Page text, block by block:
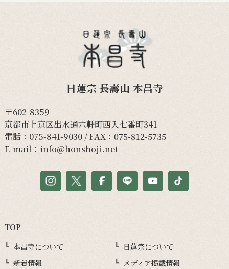
日蓮宗 長壽山 本昌寺
〒602-8359
京都市上京区出水通六軒町西入七番町341
電話： 075-841-9030/ FAX：075-812-5735
E-mail： info@honshoji.net
TOP
本昌寺について
日蓮宗について
新着情報
メディア掲載情報